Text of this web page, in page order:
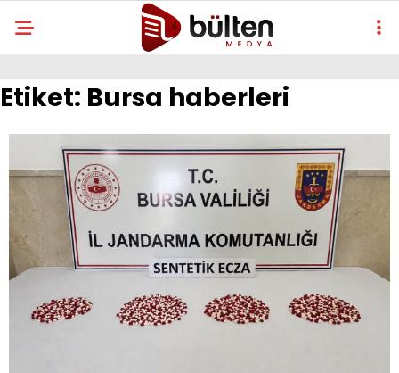
Etiket: Bursa haberleri